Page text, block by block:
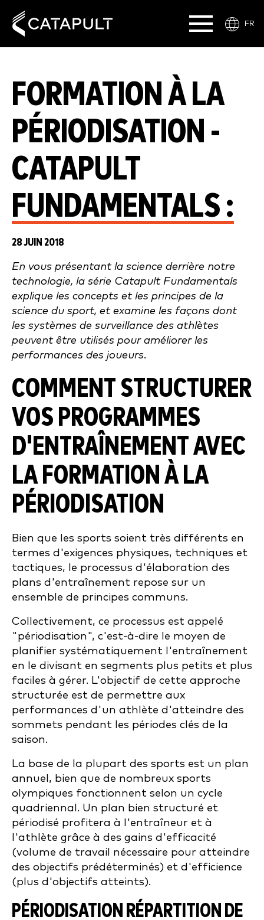
FR
FORMATION À LA
PÉRIODISATION -
CATAPULT
FUNDAMENTALS :
28 JUIN 2018
En vous présentant la science derrière notre
technologie, la série Catapult Fundamentals
explique les concepts et les principes de la
science du sport, et examine les façons dont
les systèmes de surveillance des athlètes
peuvent être utilisés pour améliorer les
performances des joueurs.
COMMENT STRUCTURER
VOS PROGRAMMES
D'ENTRAÎNEMENT AVEC
LA FORMATION À LA
PÉRIODISATION
Bien que les sports soient très différents en
termes d'exigences physiques, techniques et
tactiques, le processus d'élaboration des
plans d'entraînement repose sur un
ensemble de principes communs.
Collectivement, ce processus est appelé
"périodisation", c'est-à-dire le moyen de
planifier systématiquement l'entraînement
en le divisant en segments plus petits et plus
faciles à gérer. L'objectif de cette approche
structurée est de permettre aux
performances d'un athlète d'atteindre des
sommets pendant les périodes clés de la
saison.
La base de la plupart des sports est un plan
annuel, bien que de nombreux sports
olympiques fonctionnent selon un cycle
quadriennal. Un plan bien structuré et
périodisé profitera à l'entraîneur et à
l'athlète grâce à des gains d'efficacité
(volume de travail nécessaire pour atteindre
des objectifs prédéterminés) et d'efficience
(plus d'objectifs atteints).
PÉRIODISATION RÉPARTITION DE